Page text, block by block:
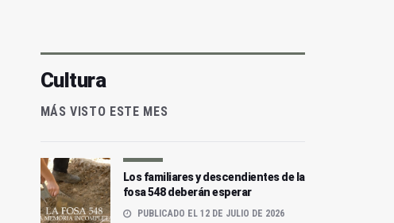
Cultura
MÁS VISTO ESTE MES
Los familiares y descendientes de la
fosa 548 deberán esperar
PUBLICADO EL 12 DE JULIO DE 2026